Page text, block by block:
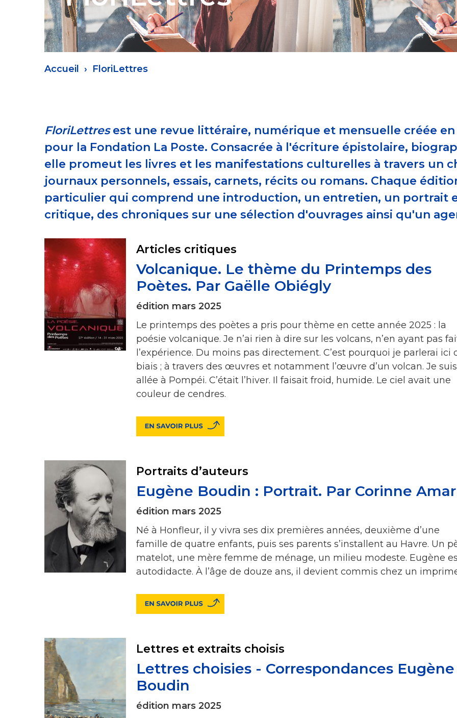
Fil
Accueil FloriLettres
FloriLettresest une revue littéraire, numérique et mensuelle créée
pour la Fondation La Poste. Consacrée à l'écriture épistolaire,
elle promeut les livres et les manifestations culturelles à travers un
journaux personnels, essais, carnets, récits ou romans. Chaque
particulier qui comprend une introduction, un entretien, un portrait
critique, des chroniques sur une sélection d'ouvrages ainsi qu'un
Articles critiques
Volcanique. Le thème du Printemps des
Poètes. Par Gaëlle Obiégly
édition mars 2025
Le printemps des poètes a pris pour thème en cette année 2025 : la
poésie volcanique. Je n’ai rien à dire sur les volcans, n’en ayant pas
l’expérience. Du moins pas directement. C’est pourquoi je parlerai ici
biais ; à travers des œuvres et notamment l’œuvre d’un volcan. Je suis
allée à Pompéi. C’était l’hiver. Il faisait froid, humide. Le ciel avait une
couleur de cendres.
Portraits d’auteurs
Eugène Boudin : Portrait. Par Corinne Amar
édition mars 2025
Né à Honfleur, il y vivra ses dix premières années, deuxième d’une
famille de quatre enfants, puis ses parents s’installent au Havre. Un
matelot, une mère femme de ménage, un milieu modeste. Eugène
autodidacte. À l’âge de douze ans, il devient commis chez un
Lettres et extraits choisis
Lettres choisies - Correspondances Eugène
Boudin
édition mars 2025